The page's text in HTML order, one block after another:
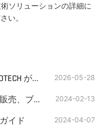
ソリューションの詳細に
い。
TBR タイヤリサイクル？GEP ECOTECH が完全で収益性の高いソリューションを提供します 2026-05-28
デュアルシャフトシュレッダー販売、ブランドAIShred！ 2024-02-13
イド 2024-04-07